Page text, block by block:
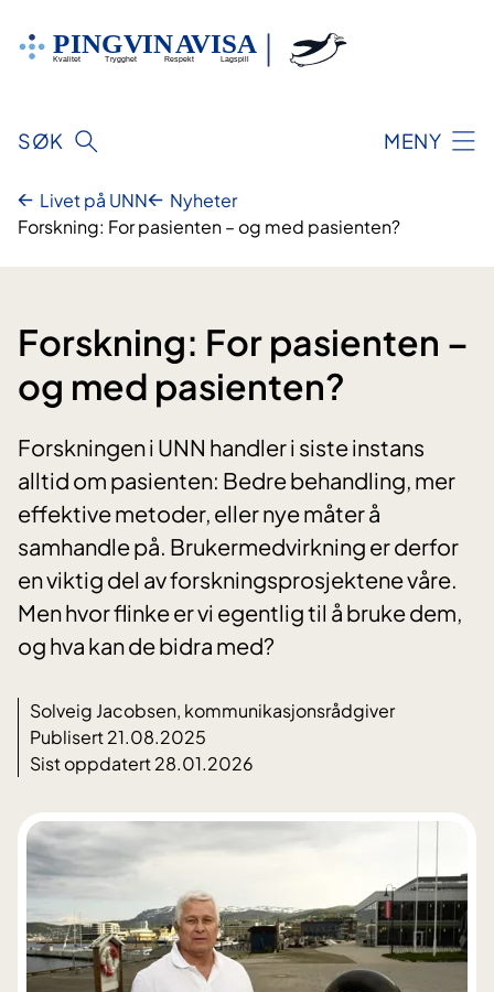
innhold
SØK MENY
Livet på UNN
Nyheter
Forskning: For pasienten – og med pasienten?
Forskning: For pasienten –
og med pasienten?
Forskningen i UNN handler i siste instans
alltid om pasienten: Bedre behandling, mer
effektive metoder, eller nye måter å
samhandle på. Brukermedvirkning er derfor
en viktig del av forskningsprosjektene våre.
Men hvor flinke er vi egentlig til å bruke dem,
og hva kan de bidra med?
Solveig Jacobsen, kommunikasjonsrådgiver
Publisert 21.08.2025
Sist oppdatert 28.01.2026